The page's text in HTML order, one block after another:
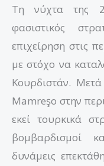
Τη νύχτα της
φασιστικός
επιχείρηση στις
με στόχο να
Κουρδιστάν.
Mamreşo στην
εκεί τουρκικά
βομβαρδισμοί
δυνάμεις